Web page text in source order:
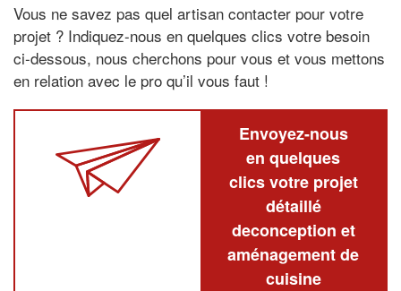
Vous ne savez pas quel artisan contacter pour votre
projet ? Indiquez-nous en quelques clics votre besoin
ci-dessous, nous cherchons pour vous et vous mettons
en relation avec le pro qu’il vous faut !
Envoyez-nous
en quelques
clics votre projet
détaillé
deconception et
aménagement de
cuisine